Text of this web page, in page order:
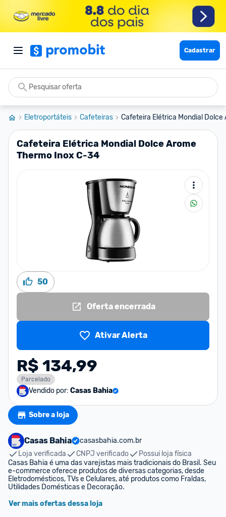
Cadastrar
Eletroportáteis Cafeteiras Cafeteira Elétrica Mondial Dolce
Cafeteira Elétrica Mondial Dolce Arome
Thermo Inox C-34
50
Oferta encerrada
Ativar Alerta
R$ 134,99
Parcelado
Vendido por: Casas Bahia
Sobre a loja
Casas Bahia
casasbahia.com.br
Loja verificada
CNPJ verificado
Possui loja física
Casas Bahia é uma das varejistas mais tradicionais do Brasil. Seu
e-commerce oferece produtos de diversas categorias, desde
Eletrodomésticos, TVs e Celulares, até produtos como Fraldas,
Utilidades Domésticas e Decoração.
Ver mais ofertas dessa loja